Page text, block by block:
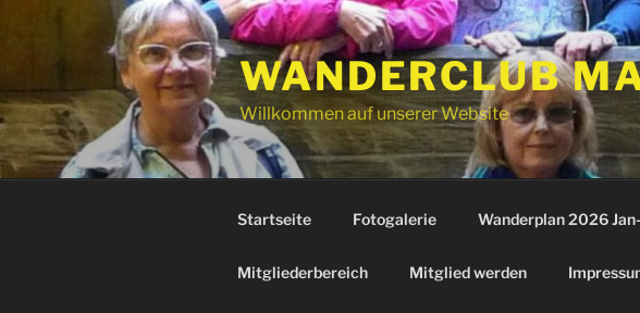
WANDERCLUB
Willkommen auf unserer Website
Startseite Fotogalerie Wanderplan 2026
Mitgliederbereich Mitglied werden